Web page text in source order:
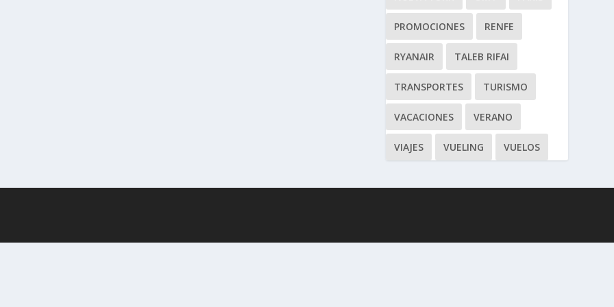
PROMOCIONES RENFE
RYANAIR TALEB RIFAI
TRANSPORTES TURISMO
VACACIONES VERANO
VIAJES VUELING VUELOS